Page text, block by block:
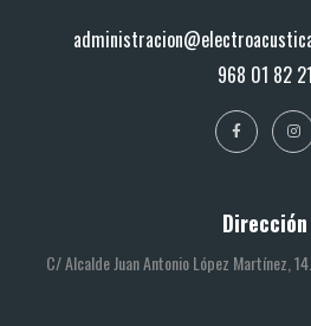
968 01 82 21
Dirección
C/ Alcalde Juan Antonio López Martínez,